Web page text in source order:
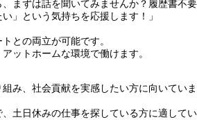
、まずは話を聞いてみませんか？履歴書不要
」という気持ちを応援します！」
との両立が可能です。
ットホームな環境で働けます。
組み、社会貢献を実感したい方に向いていま
、土日休みの仕事を探している方に適してい